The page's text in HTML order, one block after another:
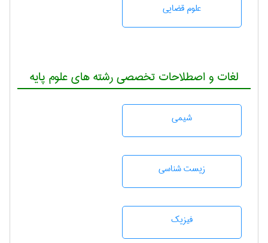
علوم قضایی
لغات و اصطلاحات تخصصی رشته های علوم پایه
شيمی
زيست شناسی
فیزیک